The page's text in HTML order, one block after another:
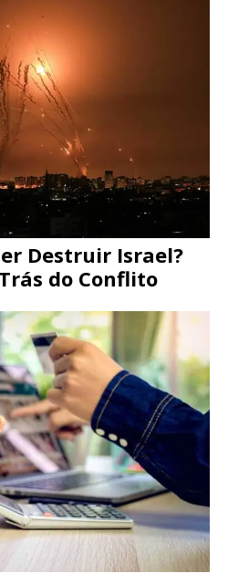
Destruir Israel?
do Conflito